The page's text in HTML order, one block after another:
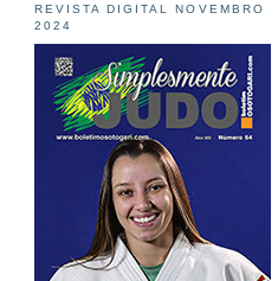
REVISTA DIGITAL NOVEMBRO
2024